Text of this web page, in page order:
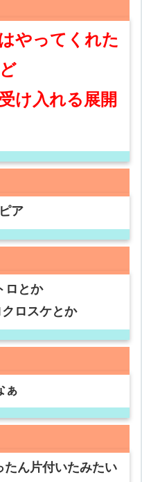
やってくれた
け入れる展開
ア
ロとか
ロスケとか
ぁ
たん片付いたみたい